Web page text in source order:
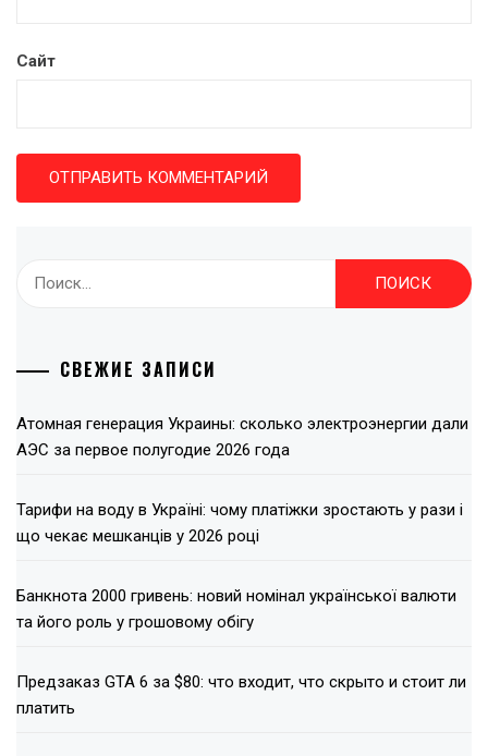
Сайт
Найти:
СВЕЖИЕ ЗАПИСИ
Атомная генерация Украины: сколько электроэнергии дали
АЭС за первое полугодие 2026 года
Тарифи на воду в Україні: чому платіжки зростають у рази і
що чекає мешканців у 2026 році
Банкнота 2000 гривень: новий номінал української валюти
та його роль у грошовому обігу
Предзаказ GTA 6 за $80: что входит, что скрыто и стоит ли
платить